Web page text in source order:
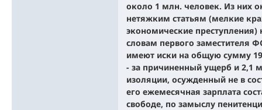
около 1 млн. человек. Из них
нетяжким статьям (мелкие
экономические
словам первого заместителя
имеют иски на общую сумму
- за причиненный ущерб и 2,1
изоляции, осужденный не в
его ежемесячная зарплата
свободе, по замыслу